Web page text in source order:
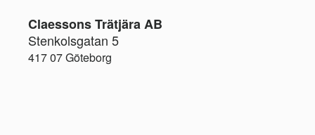
Claessons Trätjära AB
Stenkolsgatan 5
417 07 Göteborg